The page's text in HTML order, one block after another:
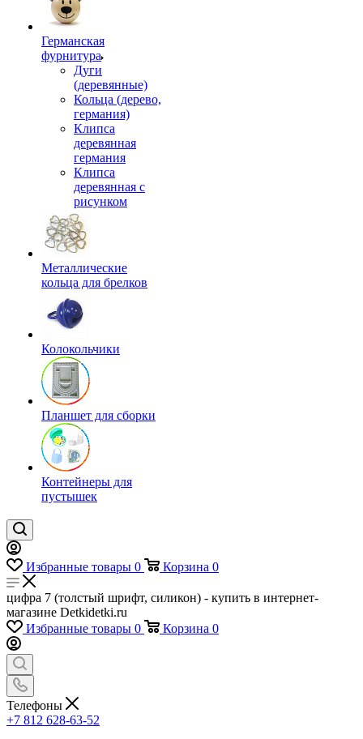
Германская
фурнитура
Дуги
(деревянные)
Кольца (дерево,
германия)
Клипса
деревянная
германия
Клипса
деревянная с
рисунком
Металлические
кольца для брелков
Колокольчики
Планшет для сборки
Контейнеры для
пустышек
Избранные товары 0 Корзина 0
цифра 7 (толстый шрифт, силикон) - купить в интернет-
магазине Detkidetki.ru
Избранные товары 0 Корзина 0
Телефоны
+7 812 628-63-52